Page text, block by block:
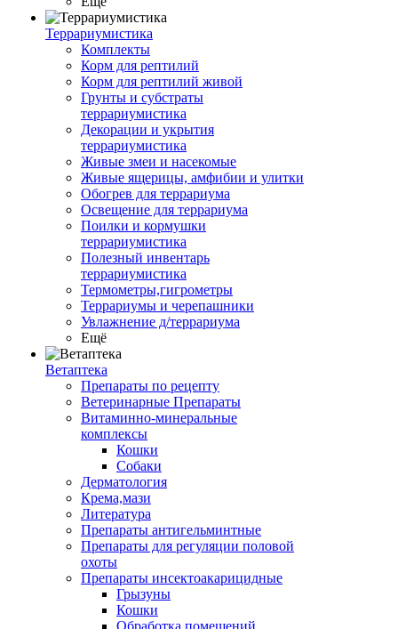
Террариумистика
Комплекты
Корм для рептилий
Корм для рептилий живой
Грунты и субстраты
террариумистика
Декорации и укрытия
террариумистика
Живые змеи и насекомые
Живые ящерицы, амфибии и улитки
Обогрев для террариума
Освещение для террариума
Поилки и кормушки
террариумистика
Полезный инвентарь
террариумистика
Термометры,гигрометры
Террариумы и черепашники
Увлажнение д/террариума
Ещё
Ветаптека
Препараты по рецепту
Ветеринарные Препараты
Витаминно-минеральные
комплексы
Кошки
Собаки
Дерматология
Крема,мази
Литература
Препараты антигельминтные
Препараты для регуляции половой
охоты
Препараты инсектоакарицидные
Грызуны
Кошки
Обработка помещений